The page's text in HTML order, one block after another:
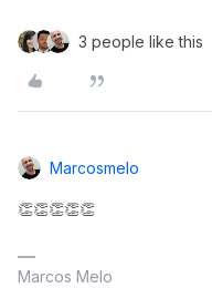
3 people like this
Marcosmelo
👏👏👏👏👏
Marcos Melo